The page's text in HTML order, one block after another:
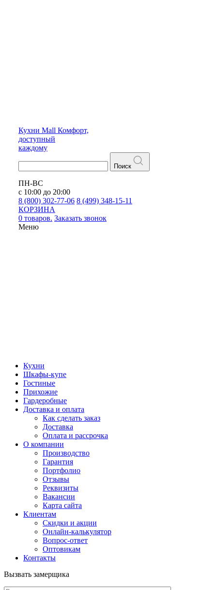
Кухни Mall Комфорт,
доступный
каждому
Поиск
ПН-ВС
с 10:00 до 20:00
8 (800) 302-77-06 8 (499) 348-15-11
КОРЗИНА
0 товаров. Заказать звонок
Меню
Кухни
Шкафы-купе
Гостиные
Прихожие
Гардеробные
Доставка и оплата
Как сделать заказ
Доставка
Оплата и рассрочка
О компании
Производство
Гарантия
Портфолио
Отзывы
Реквизиты
Вакансии
Карта сайта
Клиентам
Скидки и акции
Онлайн-калькулятор
Вопрос-ответ
Оптовикам
Контакты
Вызвать замерщика